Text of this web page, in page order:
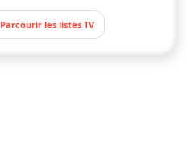
Parcourir les listes TV